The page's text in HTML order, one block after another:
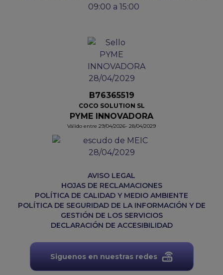
09:00 a 15:00
B76365519
COCO SOLUTION SL
PYME INNOVADORA
Válido entre 29/04/2026- 28/04/2029
AVISO LEGAL
HOJAS DE RECLAMACIONES
POLÍTICA DE CALIDAD Y MEDIO AMBIENTE
POLÍTICA DE SEGURIDAD DE LA INFORMACIÓN Y DE
GESTIÓN DE LOS SERVICIOS
DECLARACIÓN DE ACCESIBILIDAD
Siguenos en nuestras redes